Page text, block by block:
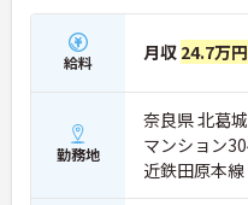
給料 月収 24.7万
勤務地
奈良県 北葛
マンション
近鉄田原本